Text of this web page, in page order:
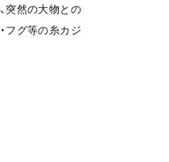
突然の大物との
フグ等の糸カジ